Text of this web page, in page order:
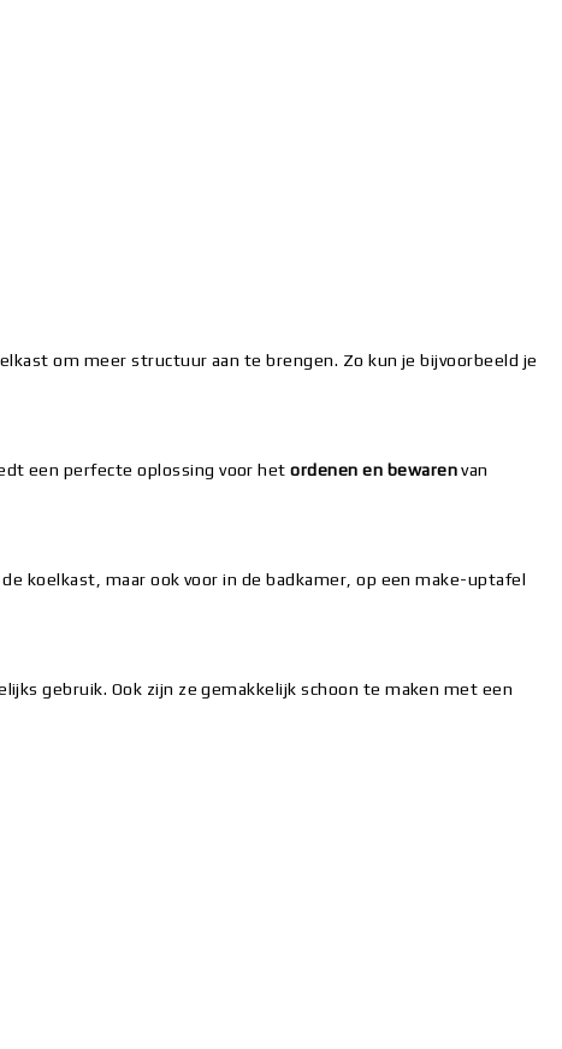
om meer structuur aan te brengen. Zo kun je bijvoorbeeld je
een perfecte oplossing voor hetordenen en bewarenvan
koelkast, maar ook voor in de badkamer, op een make-uptafel
gebruik. Ook zijn ze gemakkelijk schoon te maken met een